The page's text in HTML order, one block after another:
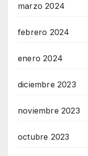
marzo 2024
febrero 2024
enero 2024
diciembre 2023
noviembre 2023
octubre 2023